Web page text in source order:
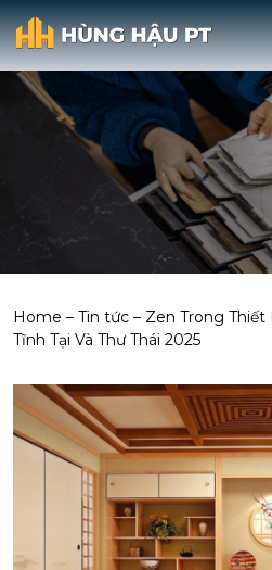
Home – Tin tức – Zen Trong Thiết
Tĩnh Tại Và Thư Thái 2025